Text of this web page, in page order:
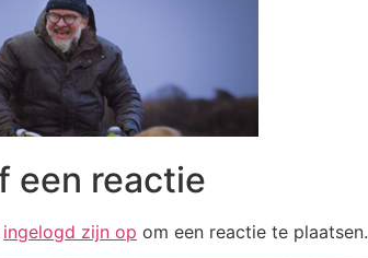
een reactie
ingelogd zijn op om een reactie te plaatsen.